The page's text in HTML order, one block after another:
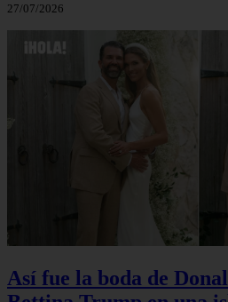
27/07/2026
Así fue la boda de